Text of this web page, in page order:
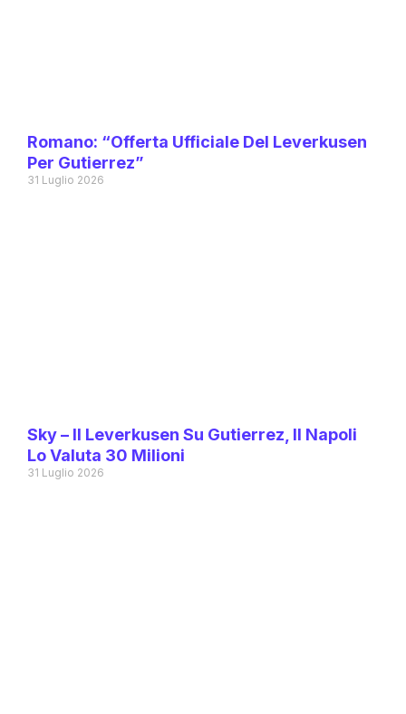
Romano: “Offerta Ufficiale Del Leverkusen
Per Gutierrez”
31 Luglio 2026
Sky – Il Leverkusen Su Gutierrez, Il Napoli
Lo Valuta 30 Milioni
31 Luglio 2026